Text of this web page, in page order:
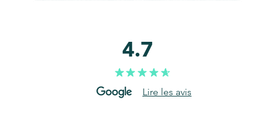
4.7
Lire les avis